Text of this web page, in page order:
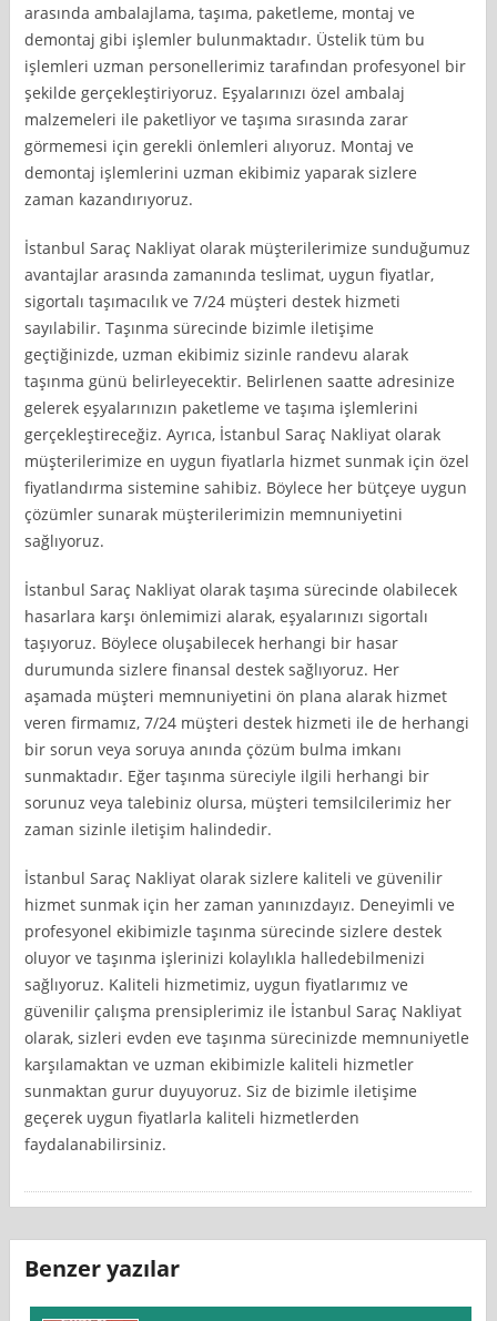
arasında ambalajlama, taşıma, paketleme, montaj ve
demontaj gibi işlemler bulunmaktadır. Üstelik tüm bu
işlemleri uzman personellerimiz tarafından profesyonel bir
şekilde gerçekleştiriyoruz. Eşyalarınızı özel ambalaj
malzemeleri ile paketliyor ve taşıma sırasında zarar
görmemesi için gerekli önlemleri alıyoruz. Montaj ve
demontaj işlemlerini uzman ekibimiz yaparak sizlere
zaman kazandırıyoruz.
İstanbul Saraç Nakliyat olarak müşterilerimize sunduğumuz
avantajlar arasında zamanında teslimat, uygun fiyatlar,
sigortalı taşımacılık ve 7/24 müşteri destek hizmeti
sayılabilir. Taşınma sürecinde bizimle iletişime
geçtiğinizde, uzman ekibimiz sizinle randevu alarak
taşınma günü belirleyecektir. Belirlenen saatte adresinize
gelerek eşyalarınızın paketleme ve taşıma işlemlerini
gerçekleştireceğiz. Ayrıca, İstanbul Saraç Nakliyat olarak
müşterilerimize en uygun fiyatlarla hizmet sunmak için özel
fiyatlandırma sistemine sahibiz. Böylece her bütçeye uygun
çözümler sunarak müşterilerimizin memnuniyetini
sağlıyoruz.
İstanbul Saraç Nakliyat olarak taşıma sürecinde olabilecek
hasarlara karşı önlemimizi alarak, eşyalarınızı sigortalı
taşıyoruz. Böylece oluşabilecek herhangi bir hasar
durumunda sizlere finansal destek sağlıyoruz. Her
aşamada müşteri memnuniyetini ön plana alarak hizmet
veren firmamız, 7/24 müşteri destek hizmeti ile de herhangi
bir sorun veya soruya anında çözüm bulma imkanı
sunmaktadır. Eğer taşınma süreciyle ilgili herhangi bir
sorunuz veya talebiniz olursa, müşteri temsilcilerimiz her
zaman sizinle iletişim halindedir.
İstanbul Saraç Nakliyat olarak sizlere kaliteli ve güvenilir
hizmet sunmak için her zaman yanınızdayız. Deneyimli ve
profesyonel ekibimizle taşınma sürecinde sizlere destek
oluyor ve taşınma işlerinizi kolaylıkla halledebilmenizi
sağlıyoruz. Kaliteli hizmetimiz, uygun fiyatlarımız ve
güvenilir çalışma prensiplerimiz ile İstanbul Saraç Nakliyat
olarak, sizleri evden eve taşınma sürecinizde memnuniyetle
karşılamaktan ve uzman ekibimizle kaliteli hizmetler
sunmaktan gurur duyuyoruz. Siz de bizimle iletişime
geçerek uygun fiyatlarla kaliteli hizmetlerden
faydalanabilirsiniz.
Benzer yazılar